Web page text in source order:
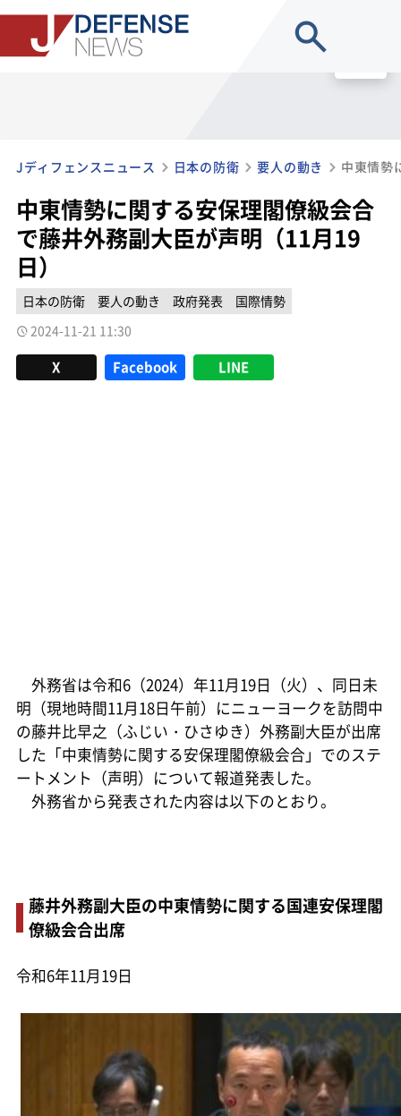
Jディフェンスニュース 日本の防衛 要人の動き
中東情勢に関する安保理閣僚級会合
で藤井外務副大臣が声明（11月19
日）
日本の防衛 要人の動き 政府発表
国際情勢
2024-11-21 11:30
X Facebook LINE
外務省は令和6（2024）年11月19日（火）、同日未
明（現地時間11月18日午前）にニューヨークを訪問中
の藤井比早之（ふじい・ひさゆき）外務副大臣が出席
した「中東情勢に関する安保理閣僚級会合」でのステ
ートメント（声明）について報道発表した。
外務省から発表された内容は以下のとおり。
藤井外務副大臣の中東情勢に関する国連安保理閣
僚級会合出席
令和6年11月19日